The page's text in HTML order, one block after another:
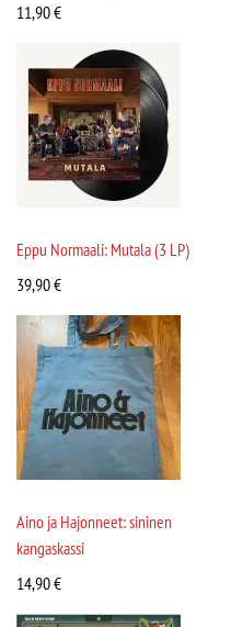
11,90€
Eppu Normaali: Mutala (3 LP)
39,90€
Aino ja Hajonneet: sininen
kangaskassi
14,90€